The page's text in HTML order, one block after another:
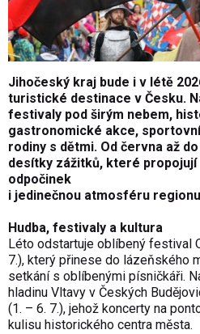
Jihočeský kraj bude i v létě
turistické destinace v Česku.
festivaly pod širým nebem,
gastronomické akce,
rodiny s dětmi. Od června až
desítky zážitků, které
odpočinek
i jedinečnou atmosféru
Hudba, festivaly a kultura
Léto odstartuje oblíbený festival
7.), který přinese do lázeňského
setkání s oblíbenými písničkáři.
hladinu Vltavy v Českých
(1. – 6. 7.), jehož koncerty na
kulisu historického centra města.